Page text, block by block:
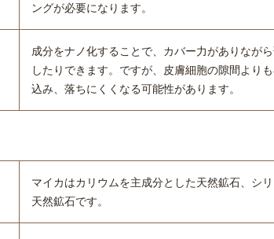
ングが必要になります。
成分をナノ化することで、カバー力がありなが
したりできます。ですが、皮膚細胞の隙間より
込み、落ちにくくなる可能性があります。
マイカはカリウムを主成分とした天然鉱石、シ
天然鉱石です。